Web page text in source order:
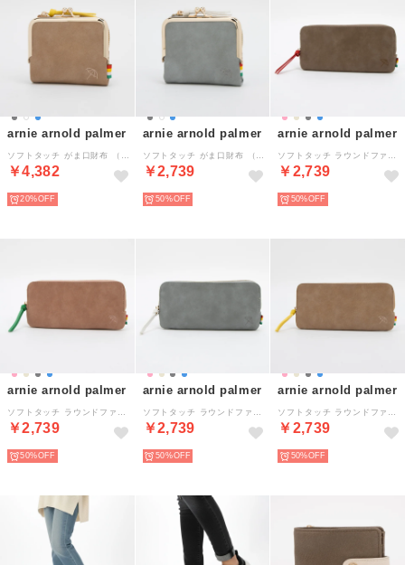
arnie arnold palmer
￥4,382
20%
arnie arnold palmer
￥2,739
50%
arnie arnold palmer
￥2,739
50%
arnie arnold palmer
￥2,739
50%
arnie arnold palmer
￥2,739
50%
arnie arnold palmer
￥2,739
50%